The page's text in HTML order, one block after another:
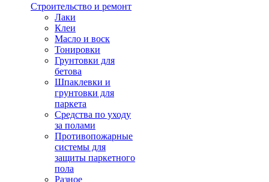
Строительство и ремонт
Лаки
Клеи
Масло и воск
Тонировки
Грунтовки для
бетова
Шпаклевки и
грунтовки для
паркета
Средства по уходу
за полами
Противопожарные
системы для
защиты паркетного
пола
Разное